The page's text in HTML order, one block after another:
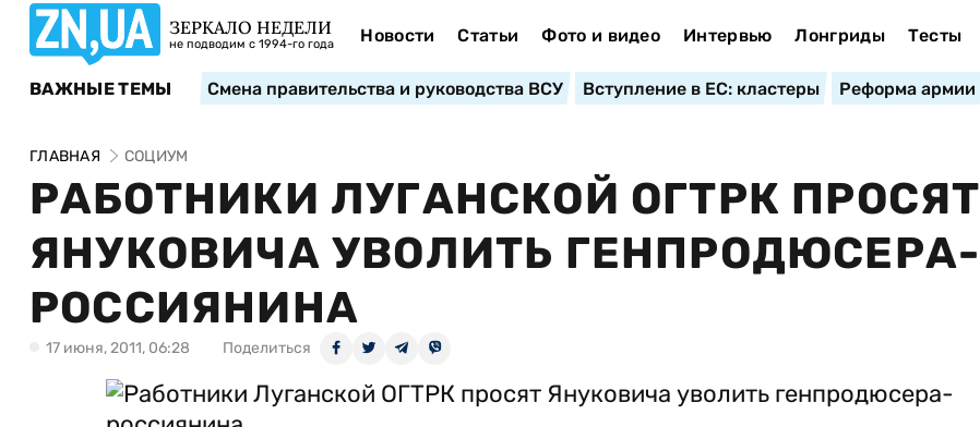
ЗЕРКАЛО НЕДЕЛИ
не подводим с 1994-го года Новости Статьи Фото и видео Интервью Лонгриды Тесты
ВАЖНЫЕ ТЕМЫ Смена правительства и руководства ВСУ Вступление в ЕС: кластеры Реформа армии
ГЛАВНАЯ СОЦИУМ
РАБОТНИКИ ЛУГАНСКОЙ ОГТРК ПРОСЯТ
ЯНУКОВИЧА УВОЛИТЬ ГЕНПРОДЮСЕРА-
РОССИЯНИНА
17 июня, 2011, 06:28 Поделиться